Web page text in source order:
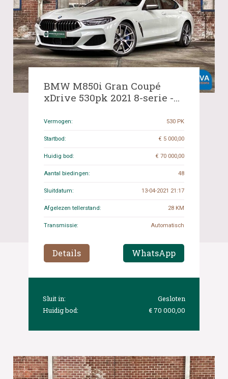
BMW M850i Gran Coupé
xDrive 530pk 2021 8-serie -
JH
Vermogen: 530 PK
Startbod: € 5 000,00
Huidig bod: € 70 000,00
Aantal biedingen: 48
Sluitdatum: 13-04-2021 21:17
Afgelezen tellerstand: 28 KM
Transmissie: Automatisch
Details WhatsApp
Sluit in:
Gesloten
Huidig bod:
€ 70 000,00